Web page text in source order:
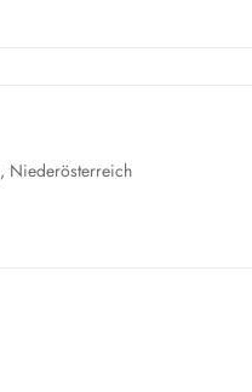
, Niederösterreich